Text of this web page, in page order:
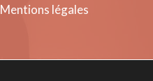
Mentions légales